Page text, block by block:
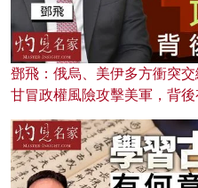
鄧飛：俄烏、美伊多方衝突
甘冒政權風險攻擊美軍，背後